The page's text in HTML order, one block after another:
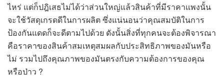
ไหร่ แต่ก็ปฎิเสธไม่ได้ว่าส่วนใหญ่แล้วสินค้าที่มีราคาแพงนั้น
จะใช้วัสดุเกรดดีในการผลิต ซึ่งแน่นอนว่าคุณสมบัติในการ
ป้องกันแดดก็จะดีตามไปด้วย ดังนั้นสิ่งที่ทุกคนจะต้องพิจารณา
คือราคาของสินค้าสมเหตุสมผลกับประสิทธิภาพของมันหรือ
ไม่ รวมไปถึงคุณภาพของมันตรงกับความต้องการของคุณ
หรือป่าว ?